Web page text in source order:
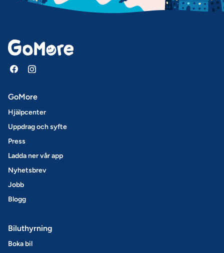
GoMore
Hjälpcenter
Uppdrag och syfte
Press
Ladda ner vår app
Nyhetsbrev
Jobb
Blogg
Biluthyrning
Boka bil